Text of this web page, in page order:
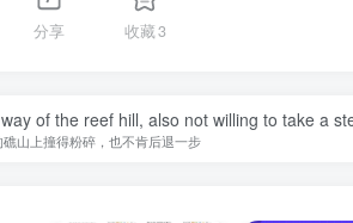
分享 收藏3
of the reef hill, also not willing to take a
山上撞得粉碎，也不肯后退一步